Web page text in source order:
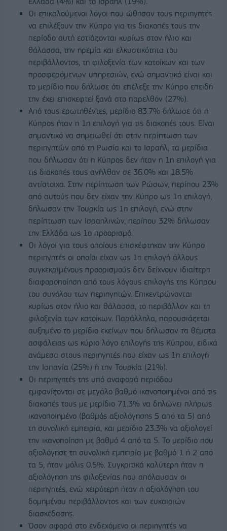
Οι επικαλούμενοι λόγοι που ώθησαν τους περιηγητές
να επιλέξουν την Κύπρο για τις διακοπές τους την
περίοδο αυτή εστιάζονται κυρίως στον ήλιο και
θάλασσα, την ηρεμία και ελκυστικότητα του
περιβάλλοντος, τη φιλοξενία των κατοίκων και των
προσφερόμενων υπηρεσιών, ενώ σημαντικό είναι και
το μερίδιο που δήλωσε ότι επέλεξε την Κύπρο επειδή
την έχει επισκεφτεί ξανά στο παρελθόν (27%).
Από τους ερωτηθέντες, μερίδιο 83.7% δήλωσε ότι η
Κύπρος ήταν η 1η επιλογή για τις διακοπές τους. Είναι
σημαντικό να σημειωθεί ότι στην περίπτωση των
περιηγητών από τη Ρωσία και το Ισραήλ, τα μερίδια
που δήλωσαν ότι η Κύπρος δεν ήταν η 1η επιλογή για
τις διακοπές τους ανήλθαν σε 36.0% και 18.5%
αντίστοιχα. Στην περίπτωση των Ρώσων, περίπου 23%
από αυτούς που δεν είχαν την Κύπρο ως 1η επιλογή,
δήλωσαν την Τουρκία ως 1η επιλογή, ενώ στην
περίπτωση των Ισραηλινών, περίπου 32% δήλωσαν
την Ελλάδα ως 1ο προορισμό.
Οι λόγοι για τους οποίους επισκέφτηκαν την Κύπρο
περιηγητές οι οποίοι είχαν ως 1η επιλογή άλλους
συγκεκριμένους προορισμούς δεν δείχνουν ιδιαίτερη
διαφοροποίηση από τους λόγους επιλογής της Κύπρου
του συνόλου των περιηγητών. Επικεντρώνονται
κυρίως στον ήλιο και θάλασσα, το περιβάλλον και τη
φιλοξενία των κατοίκων. Παράλληλα, παρουσιάζεται
αυξημένο το μερίδιο εκείνων που δήλωσαν τα θέματα
ασφάλειας ως κύριο λόγο επιλογής της Κύπρου, ειδικά
ανάμεσα στους περιηγητές που είχαν ως 1η επιλογή
την Ισπανία (25%) ή την Τουρκία (21%).
Οι περιηγητές της υπό αναφορά περιόδου
εμφανίζονται σε μεγάλο βαθμό ικανοποιημένοι από τις
διακοπές τους με μερίδιο 71.3% να δηλώνει πλήρως
ικανοποιημένο (βαθμός αξιολόγησης 5 από τα 5) από
τη συνολική εμπειρία, και μερίδιο 23.3% να αξιολογεί
την ικανοποίηση με βαθμό 4 από τα 5. Το μερίδιο που
αξιολόγησε τη συνολική εμπειρία με βαθμό 1 ή 2 από
τα 5, ήταν μόλις 0.5%. Συγκριτικά καλύτερη ήταν η
αξιολόγηση της φιλοξενίας που απόλαυσαν οι
περιηγητές, ενώ χειρότερη ήταν η αξιολόγηση του
δομημένου περιβάλλοντος και των ευκαιριών
διασκέδασης.
Όσον αφορά στο ενδεχόμενο οι περιηγητές να